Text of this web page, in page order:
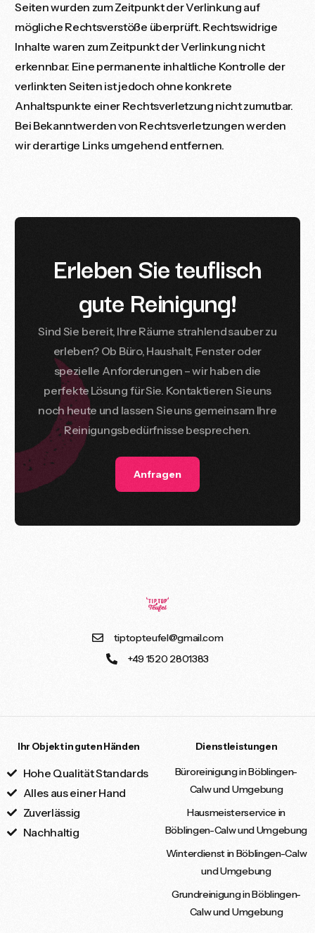
Seiten wurden zum Zeitpunkt der Verlinkung auf
mögliche Rechtsverstöße überprüft. Rechtswidrige
Inhalte waren zum Zeitpunkt der Verlinkung nicht
erkennbar. Eine permanente inhaltliche Kontrolle der
verlinkten Seiten ist jedoch ohne konkrete
Anhaltspunkte einer Rechtsverletzung nicht zumutbar.
Bei Bekanntwerden von Rechtsverletzungen werden
wir derartige Links umgehend entfernen.
ErlebenSieteuflisch
gute Reinigung!
Sind Sie bereit, Ihre Räume strahlendsauberzu
erleben? Ob Büro, Haushalt, Fensteroder
spezielle Anforderungen –wirhaben die
perfekte Lösung fürSie. Kontaktieren Sieuns
nochheute und lassen Sieuns gemeinsam Ihre
Reinigungsbedürfnisse besprechen.
Anfragen
tiptopteufel@gmail.com
+49 1520 2801383
Ihr Objekt in guten Händen
Hohe Qualität Standards
Alles aus einer Hand
Zuverlässig
Nachhaltig
Dienstleistungen
Büroreinigung in Böblingen-
Calw und Umgebung
Hausmeisterservice in
Böblingen-Calw und Umgebung
Winterdienst in Böblingen-Calw
und Umgebung
Grundreinigung in Böblingen-
Calw und Umgebung